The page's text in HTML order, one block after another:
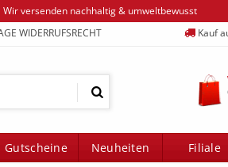
Wir versenden nachhaltig & umweltbewusst
WIDERRUFSRECHT
Kauf
Gutscheine Neuheiten Filiale